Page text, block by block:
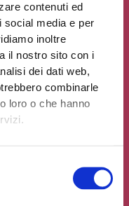
contenuti ed
social media e per
inoltre
il nostro sito con i
dei dati web,
combinarle
loro o che hanno